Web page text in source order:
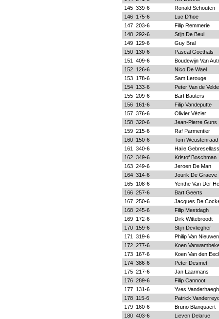
145 339-6
Ronald Schouten
146
175-6
Luc D'hoe
147 203-6
Filip Remmerie
148 292-6
Stijn De Beul
149
129-6
Guy Bral
150
130-6
Pascal Goethals
151
409-6
Boudewijn Van
152
126-6
Nico De Wael
153
178-6
Sam Lerouge
154
133-6
Peter Van de Velde
155 209-6
Bart Bauters
156
161-6
Filip Vandeputte
157 376-6
Olivier Vézier
158 320-6
Jean-Pierre Guns
159 215-6
Raf Parmentier
160
150-6
Tom Weustenraad
161
340-6
Haile
162 349-6
Kristof Boschman
163 249-6
Jeroen De Man
164 314-6
Jourik De Graeve
165
108-6
Yenthe Van Der
166 257-6
Bart Geerts
167 250-6
Jacques De
168 245-6
Filip Mestdagh
169
172-6
Dirk Wittebroodt
170
159-6
Stijn Devliegher
171
319-6
Philip Van
172 277-6
Koen
173
167-6
Koen Van den
174 386-6
Peter Desmet
175 217-6
Jan Laarmans
176 289-6
Filip Cannoot
177
131-6
Yves
178
115-6
Patrick
179
160-6
Bruno Blanquaert
180 403-6
Lieven Delarue